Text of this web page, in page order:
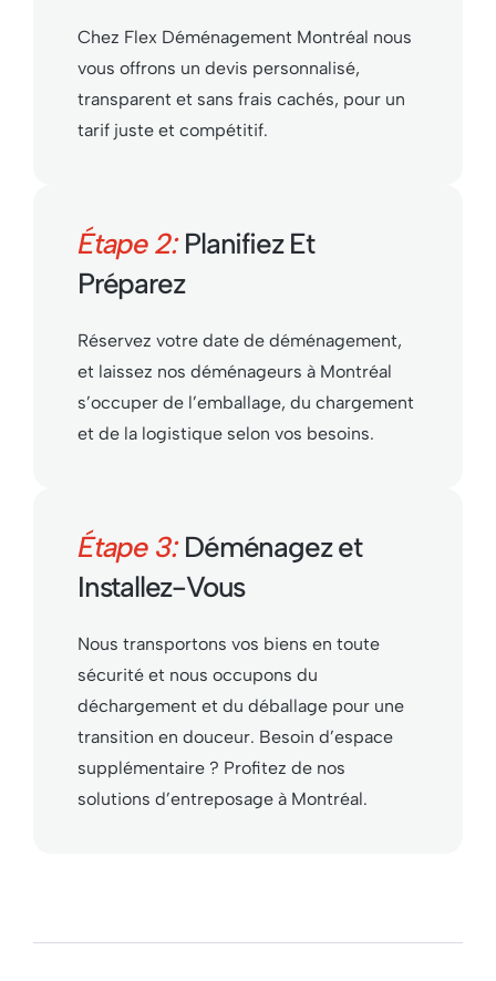
Chez Flex Déménagement Montréal nous
vous offrons un devis personnalisé,
transparent et sans frais cachés, pour un
tarif juste et compétitif.
Étape 2:Planifiez Et
Préparez
Réservez votre date de déménagement,
et laissez nos déménageurs à Montréal
s’occuper de l’emballage, du chargement
et de la logistique selon vos besoins.
Étape 3:Déménagez et
Installez-Vous
Nous transportons vos biens en toute
sécurité et nous occupons du
déchargement et du déballage pour une
transition en douceur. Besoin d’espace
supplémentaire ? Profitez de nos
solutions d’entreposage à Montréal.